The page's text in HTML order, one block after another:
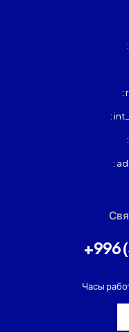
:
:
:
+996
Часы